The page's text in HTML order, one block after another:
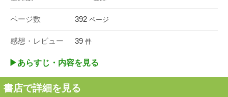
ページ数 392 ページ
感想・レビュー 39 件
▶︎あらすじ・内容を見る
書店で詳細を見る